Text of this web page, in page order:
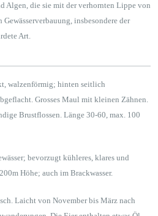
Algen, die sie mit der verhornten Lippe von
insbesondere der
Art.
walzenförmig; hinten seitlich
Grosses Maul mit kleinen Zähnen.
Brustflossen. Länge 30-60, max. 100
bevorzugt kühleres, klares und
Höhe; auch im Brackwasser.
Laicht von November bis März nach